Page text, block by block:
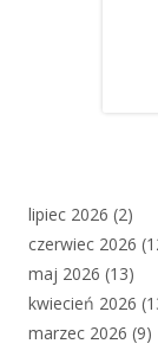
lipiec 2026 (2)
czerwiec 2026
maj 2026 (13)
kwiecień 2026
marzec 2026 (9)